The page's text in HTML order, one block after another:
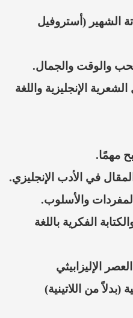
الشهير (أستروفيل
والوقت والجمال.
الإنجليزية واللغة
مهمًا.
في الأدب الإنجليزي.
والأسلوب.
الفكرية باللغة
الإليزابيثي
(بدلاً من اللاتينية)